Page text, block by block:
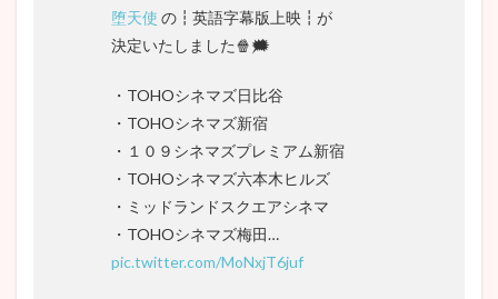
堕天使 の┇英語字幕版上映┇が
決定いたしました🍿🗯
・TOHOシネマズ日比谷
・TOHOシネマズ新宿
・１０９シネマズプレミアム新宿
・TOHOシネマズ六本木ヒルズ
・ミッドランドスクエアシネマ
・TOHOシネマズ梅田…
pic.twitter.com/MoNxjT6juf